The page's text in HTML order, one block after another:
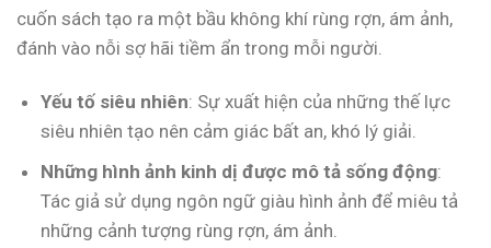
cuốn sách tạo ra một bầu không khí rùng rợn, ám ảnh,
đánh vào nỗi sợ hãi tiềm ẩn trong mỗi người.
Yếu tố siêu nhiên: Sự xuất hiện của những thế lực
siêu nhiên tạo nên cảm giác bất an, khó lý giải.
Những hình ảnh kinh dị được mô tả sống động:
Tác giả sử dụng ngôn ngữ giàu hình ảnh để miêu tả
những cảnh tượng rùng rợn, ám ảnh.